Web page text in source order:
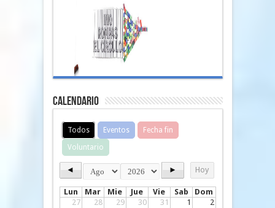
Calendario
Todos Eventos
Fecha fin
Voluntario
◄ ► Hoy
Lun Mar Mie Jue Vie Sab
Dom
27
28 29 30 31 1 2